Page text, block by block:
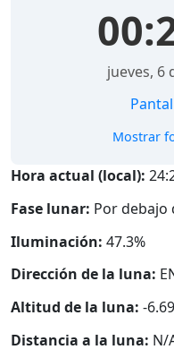
jueves, 6
Mostrar
Hora actual (local):
Fase lunar: Por debajo
Iluminación: 47.3%
Dirección de la luna:
Altitud de la luna: -
Distancia a la luna: N/